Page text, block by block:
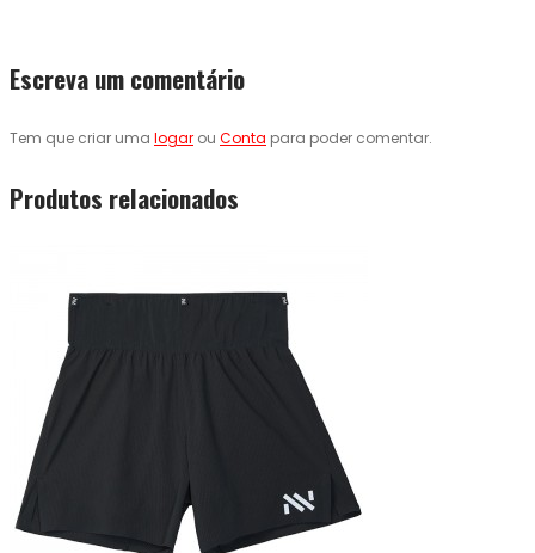
Escreva um comentário
Tem que criar uma logar ou Conta para poder comentar.
Produtos relacionados